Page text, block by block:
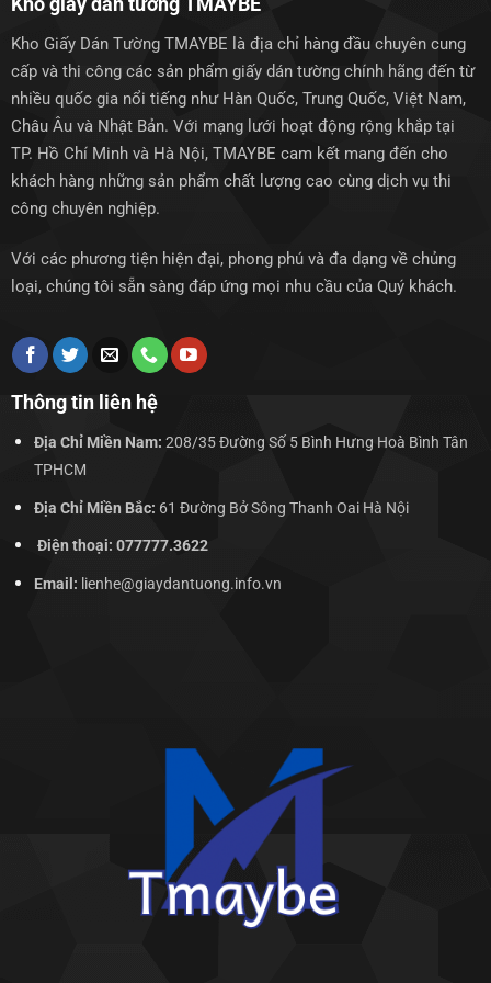
Kho Giấy Dán Tường TMAYBE là địa chỉ hàng đầu chuyên cung
cấp và thi công các sản phẩm giấy dán tường chính hãng đến từ
nhiều quốc gia nổi tiếng như Hàn Quốc, Trung Quốc, Việt Nam,
Châu Âu và Nhật Bản. Với mạng lưới hoạt động rộng khắp tại
TP. Hồ Chí Minh và Hà Nội, TMAYBE cam kết mang đến cho
khách hàng những sản phẩm chất lượng cao cùng dịch vụ thi
công chuyên nghiệp.
Với các phương tiện hiện đại, phong phú và đa dạng về chủng
loại, chúng tôi sẵn sàng đáp ứng mọi nhu cầu của Quý khách.
Thông tin liên hệ
Địa Chỉ Miền Nam: 208/35 Đường Số 5 Bình Hưng Hoà Bình Tân
TPHCM
Địa Chỉ Miền Bắc: 61 Đường Bở Sông Thanh Oai Hà Nội
Điện thoại: 077777.3622
Email: lienhe@giaydantuong.info.vn